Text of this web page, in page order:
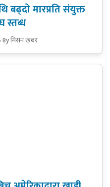
बढ्दो मारप्रति संयुक्त
स्तब्ध
By मिसन खबर